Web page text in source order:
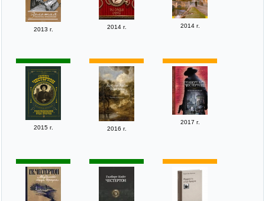
2013 г. 2014 г. 2014 г.
2015 г. 2016 г.
2017 г.